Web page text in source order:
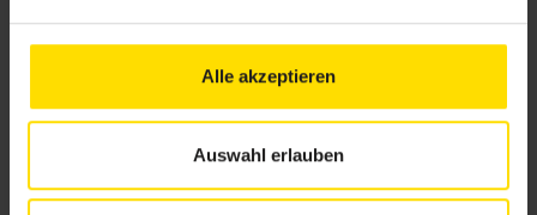
Alle akzeptieren
Auswahl erlauben
Lebenslanges Lernen
Auffrischung für nur 50 % der Lehr gangs gebühren erneut gebucht